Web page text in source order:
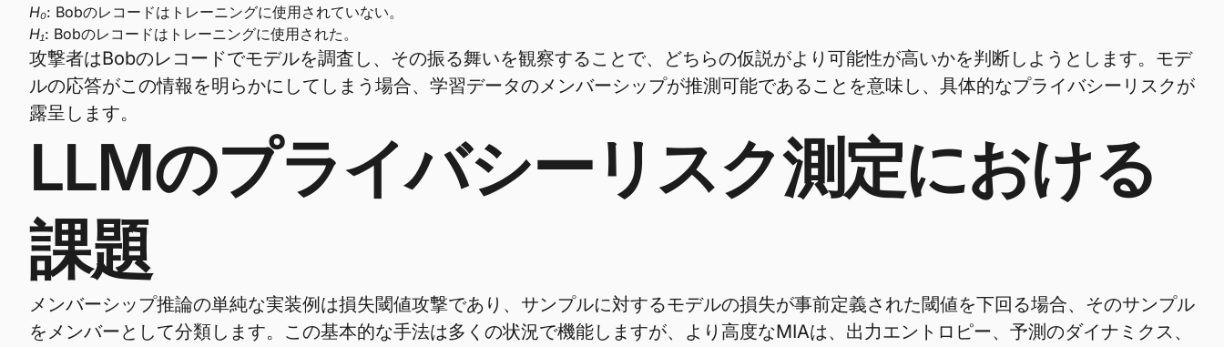
H₀: Bobのレコードはトレーニングに使用されていない。
H₁: Bobのレコードはトレーニングに使用された。
攻撃者はBobのレコードでモデルを調査し、その振る舞いを観察することで、どちらの仮説がより可能性が高いかを判断しようとします。モデ
ルの応答がこの情報を明らかにしてしまう場合、学習データのメンバーシップが推測可能であることを意味し、具体的なプライバシーリスクが
露呈します。
LLMのプライバシーリスク測定における
課題
メンバーシップ推論の単純な実装例は損失閾値攻撃であり、サンプルに対するモデルの損失が事前定義された閾値を下回る場合、そのサンプル
をメンバーとして分類します。この基本的な手法は多くの状況で機能しますが、より高度なMIAは、出力エントロピー、予測のダイナミクス、